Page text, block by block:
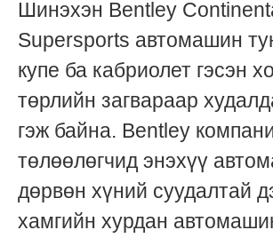
Шинэхэн Bentley
Supersports автомашин
купе ба кабриолет гэсэн
төрлийн загвараар
гэж байна. Bentley
төлөөлөгчид энэхүү
дөрвөн хүний суудалтай
хамгийн хурдан